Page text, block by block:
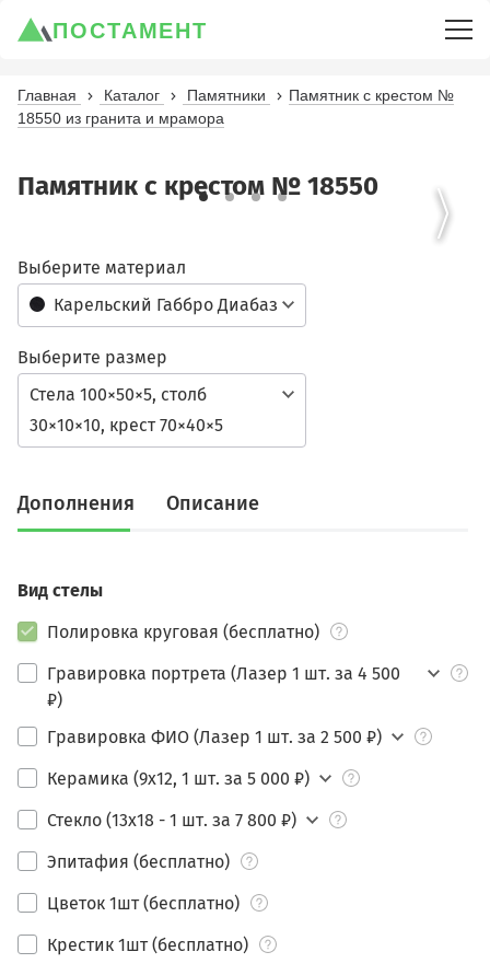
ПОСТАМЕНТ
Главная Каталог Памятники
Памятник с крестом №
18550 из гранита и мрамора
Памятник с крестом № 18550
Карельский Габбро Диабаз
Выберите материал
Стела 100×50×5, столб
30×10×10, крест 70×40×5
Выберите размер
Дополнения Описание
Вид стелы
Полировка круговая (бесплатно)
Гравировка портрета (Лазер 1 шт. за 4 500
₽)
Гравировка ФИО (Лазер 1 шт. за 2 500 ₽)
Керамика (9х12, 1 шт. за 5 000 ₽)
Стекло (13х18 - 1 шт. за 7 800 ₽)
Эпитафия (бесплатно)
Цветок 1шт (бесплатно)
Крестик 1шт (бесплатно)